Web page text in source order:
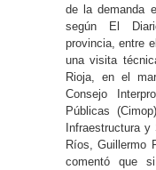
de la demanda
según El
provincia, entre
una visita
Rioja, en el
Consejo
Públicas
Infraestructura
Ríos, Guillermo
comentó que